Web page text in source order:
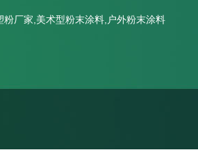
厂家,美术型粉末涂料,户外粉末涂料